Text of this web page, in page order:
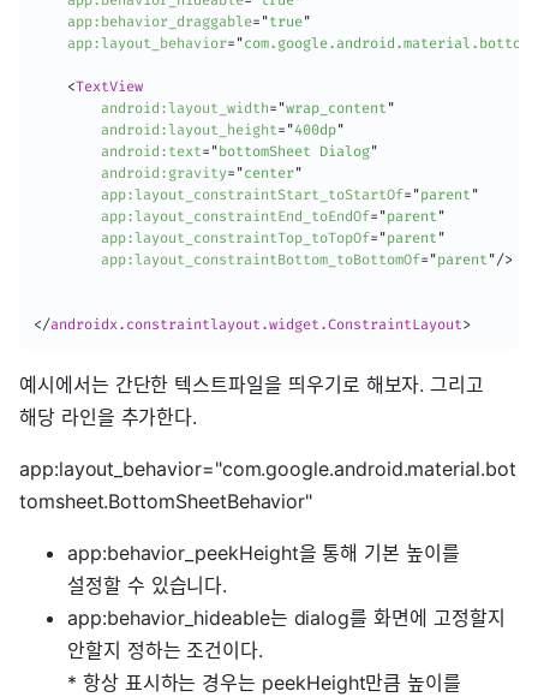
app: behavior_draggable= "true"
app:layout_behavior= "
<TextView
android:layout_width= "wrap_content "
android:layout_height= "400dp"
android: text= " bottomSheet Dialog"
android: gravity= "center"
app:layout_constraintStart_toStartOf= "parent "
app:layout_constraintEnd_toEndOf= "parent "
app:layout_constraintTop_toTopOf= "parent "
app:layout_constraintBottom_toBottomOf= "parent "/>
</androidx.constraintlayout.widget.ConstraintLayout>
예시에서는 간단한 텍스트파일을 띄우기로 해보자. 그리고
해당 라인을 추가한다.
app:layout_behavior="com.google.android.material.bot
tomsheet.BottomSheetBehavior"
app:behavior_peekHeight을 통해 기본 높이를
설정할 수 있습니다.
app:behavior_hideable는 dialog를 화면에 고정할지
안할지 정하는 조건이다.
* 항상 표시하는 경우는 peekHeight만큼 높이를